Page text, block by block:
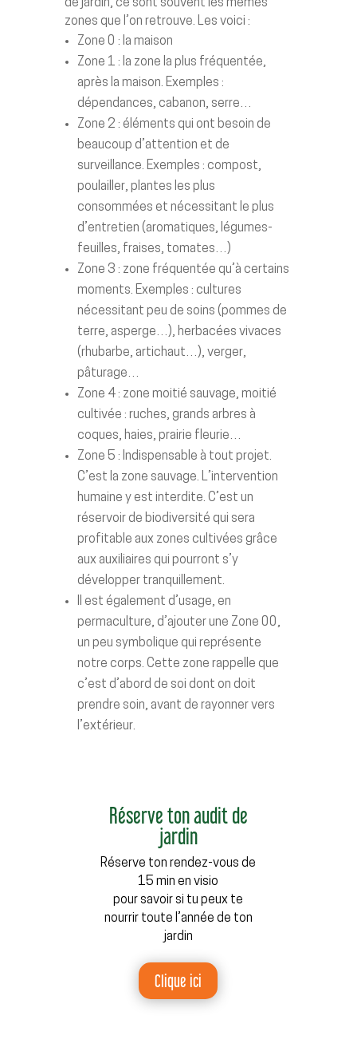
de jardin, ce sont souvent les mêmes
zones que l’on retrouve. Les voici :
Zone 0 : la maison
Zone 1 : la zone la plus fréquentée,
après la maison. Exemples :
dépendances, cabanon, serre…
Zone 2 : éléments qui ont besoin de
beaucoup d’attention et de
surveillance. Exemples : compost,
poulailler, plantes les plus
consommées et nécessitant le plus
d’entretien (aromatiques, légumes-
feuilles, fraises, tomates…)
Zone 3 : zone fréquentée qu’à certains
moments. Exemples : cultures
nécessitant peu de soins (pommes de
terre, asperge…), herbacées vivaces
(rhubarbe, artichaut…), verger,
pâturage…
Zone 4 : zone moitié sauvage, moitié
cultivée : ruches, grands arbres à
coques, haies, prairie fleurie…
Zone 5 : Indispensable à tout projet.
C’est la zone sauvage. L’intervention
humaine y est interdite. C’est un
réservoir de biodiversité qui sera
profitable aux zones cultivées grâce
aux auxiliaires qui pourront s’y
développer tranquillement.
Il est également d’usage, en
permaculture, d’ajouter une Zone 00,
un peu symbolique qui représente
notre corps. Cette zone rappelle que
c’est d’abord de soi dont on doit
prendre soin, avant de rayonner vers
l’extérieur.
Réserve ton audit de
jardin
Réserve ton rendez-vous de
15 min en visio
pour savoir si tu peux te
nourrir toute l’année de ton
jardin
Clique ici